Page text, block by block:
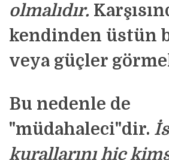
olmalıdır.
kendinden üstün
veya güçler
Bu nedenle de
"müdahaleci"dir.
kurallarını hiç